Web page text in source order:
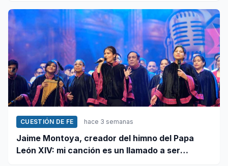
CUESTIÓN DE FE hace 3 semanas
Jaime Montoya, creador del himno del Papa
León XIV: mi canción es un llamado a ser